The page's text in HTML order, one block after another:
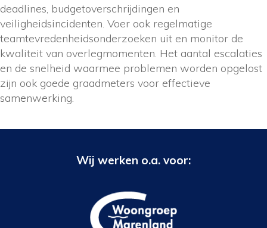
deadlines, budgetoverschrijdingen en
veiligheidsincidenten. Voer ook regelmatige
teamtevredenheidsonderzoeken uit en monitor de
kwaliteit van overlegmomenten. Het aantal escalaties
en de snelheid waarmee problemen worden opgelost
zijn ook goede graadmeters voor effectieve
samenwerking.
Wij werken o.a. voor: